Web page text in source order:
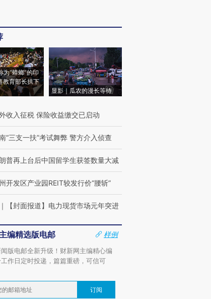
为“蟑螂”的印
教育部长拱下
显影｜瓜农的漫长等待
收入征税 保险收益缴交已启动
“三支一扶”考试舞弊 警方介入侦查
普再上台后中国留学生获签数量大减
开发区产业园REIT较发行价“腰斩”
｜ 【封面报道】电力现货市场元年突进
编精选版电邮
样例
版电邮全新升级！财新网主编精心编
作日定时投递，篇篇重磅，可信可
订阅